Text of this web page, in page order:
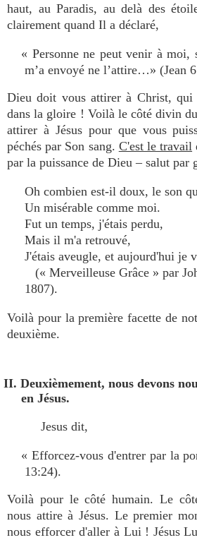
haut, au Paradis, au delà des
clairement quand Il a déclaré,
« Personne ne peut venir à moi,
m’a envoyé ne l’attire…» (Jean
Dieu doit vous attirer à Christ, qui
dans la gloire ! Voilà le côté divin
attirer à Jésus pour que vous
péchés par Son sang. C'est le travail
par la puissance de Dieu – salut par
Oh combien est-il doux, le son
Un misérable comme moi.
Fut un temps, j'étais perdu,
Mais il m'a retrouvé,
J'étais aveugle, et aujourd'hui je
(« Merveilleuse Grâce » par
1807).
Voilà pour la première facette de
deuxième.
II. Deuxièmement, nous devons
en Jésus.
Jesus dit,
« Efforcez-vous d'entrer par la
13:24).
Voilà pour le côté humain. Le
nous attire à Jésus. Le premier
nous efforcer d'aller à Lui ! Jésus